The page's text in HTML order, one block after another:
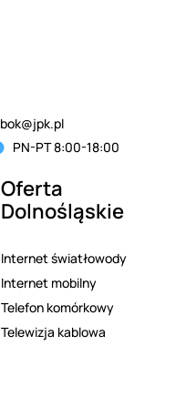
bok@jpk.pl
PN-PT 8:00-18:00
Oferta
Dolnośląskie
Internet światłowody
Internet mobilny
Telefon komórkowy
Telewizja kablowa